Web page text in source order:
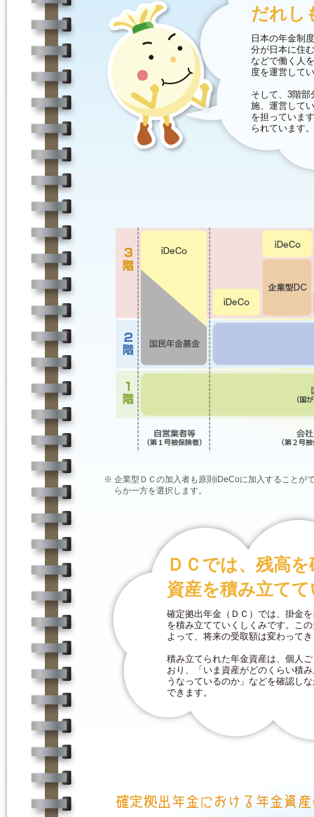
だれし
日本の年金制
分が日本に住
などで働く人
度を運営して
そして、3階
施、運営して
を担っていま
られています。
※ 企業型ＤＣの加入者も原則iDeCoに加入することが
らか一方を選択します。
ＤＣでは、残高
資産を積み立て
確定拠出年金（ＤＣ）では、掛金
を積み立てていくしくみです。こ
よって、将来の受取額は変わって
積み立てられた年金資産は、個人
おり、「いま資産がどのくらい積
うなっているのか」などを確認し
できます。